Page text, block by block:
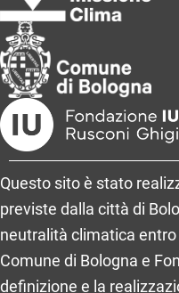
Questo sito è stato
previste dalla città di
neutralità climatica
Comune di Bologna e
definizione e la